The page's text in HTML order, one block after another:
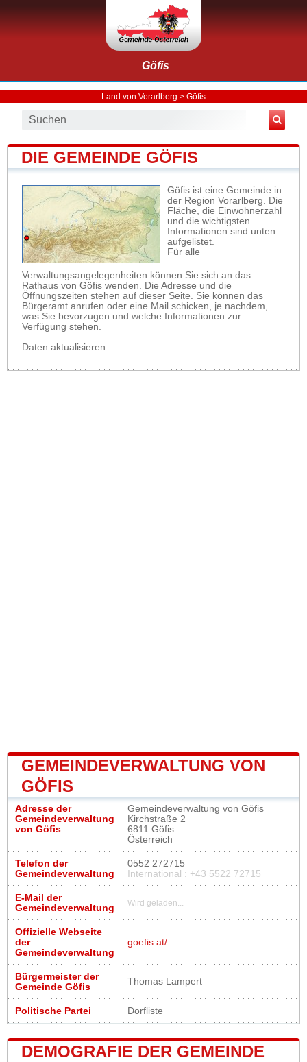
Göfis
Land von Vorarlberg > Göfis
DIE GEMEINDE GÖFIS
Göfis ist eine Gemeinde in
der Region Vorarlberg. Die
Fläche, die Einwohnerzahl
und die wichtigsten
Informationen sind unten
aufgelistet.
Für alle
Verwaltungsangelegenheiten können Sie sich an das
Rathaus von Göfis wenden. Die Adresse und die
Öffnungszeiten stehen auf dieser Seite. Sie können das
Bürgeramt anrufen oder eine Mail schicken, je nachdem,
was Sie bevorzugen und welche Informationen zur
Verfügung stehen.
Daten aktualisieren
GEMEINDEVERWALTUNG VON
GÖFIS
Adresse der
Gemeindeverwaltung
von Göfis
Gemeindeverwaltung von Göfis
Kirchstraße 2
6811 Göfis
Österreich
Telefon der
Gemeindeverwaltung
0552 272715
International : +43 5522 72715
E-Mail der
Gemeindeverwaltung
Wird geladen...
Offizielle Webseite
der
Gemeindeverwaltung
goefis.at/
Bürgermeister der
Gemeinde Göfis
Thomas Lampert
Politische Partei Dorfliste
DEMOGRAFIE DER GEMEINDE